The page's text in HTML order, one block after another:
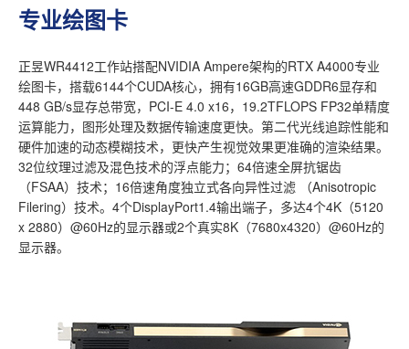
专业绘图卡
正昱WR4412工作站搭配NVIDIA Ampere架构的RTX A4000专业
绘图卡，搭载6144个CUDA核心，拥有16GB高速GDDR6显存和
448 GB/s显存总带宽，PCI-E 4.0 x16，19.2TFLOPS FP32单精度
运算能力，图形处理及数据传输速度更快。第二代光线追踪性能和
硬件加速的动态模糊技术，更快产生视觉效果更准确的渲染结果。
32位纹理过滤及混色技术的浮点能力；64倍速全屏抗锯齿
（FSAA）技术；16倍速角度独立式各向异性过滤 （Anisotropic
Filering）技术。4个DisplayPort1.4输出端子，多达4个4K（5120
x 2880）@60Hz的显示器或2个真实8K（7680x4320）@60Hz的
显示器。